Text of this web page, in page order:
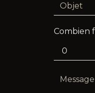
Combien